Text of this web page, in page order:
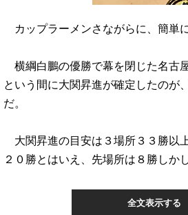
カップラーメンさながらに、簡単
横綱白鵬の優勝で幕を閉じた名古
という間に大関昇進が確定したのが
だ。
大関昇進の目安は３場所３３勝以
２０勝とはいえ、先場所は８勝しか
全文表示する